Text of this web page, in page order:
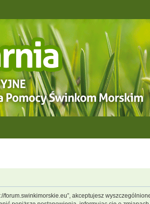
forum.swinkimorskie.eu”, akceptujesz